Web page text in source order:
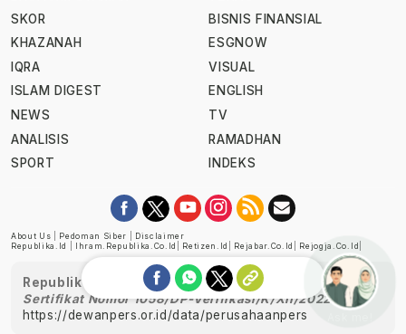
SKOR
KHAZANAH
IQRA
ISLAM DIGEST
NEWS
ANALISIS
SPORT
BISNIS FINANSIAL
ESGNOW
VISUAL
ENGLISH
TV
RAMADHAN
INDEKS
About Us Pedoman Siber
Disclaimer
Republika.id
Ihram.republika.co.id Retizen.id Rejabar.co.id Rejogja.co.id
Republika telah diverifikasi oleh Dewan Pers
Sertifikat Nomor 1058/DP-Verifikasi/K/XII/2022
https://dewanpers.or.id/data/perusahaanpers